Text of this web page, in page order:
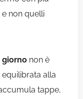
non quelli
giorno non è
alla
tappe,